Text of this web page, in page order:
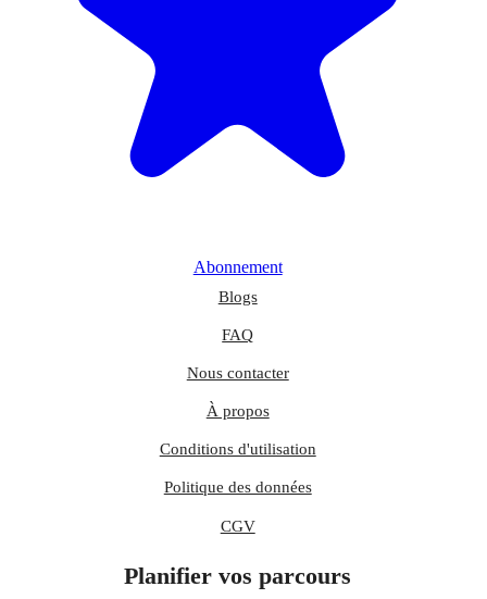
Abonnement
Blogs
FAQ
Nous contacter
À propos
Conditions d'utilisation
Politique des données
CGV
Planifier vos parcours